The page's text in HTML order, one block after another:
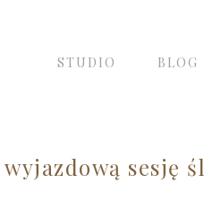
STUDIO BLOG
sesję